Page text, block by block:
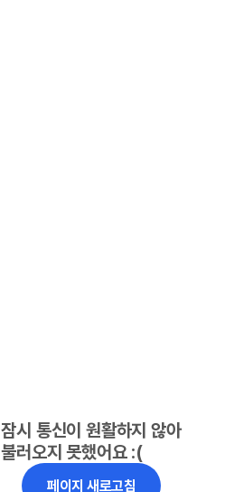
잠시 통신이 원활하지 않아
불러오지 못했어요 :(
페이지 새로고침